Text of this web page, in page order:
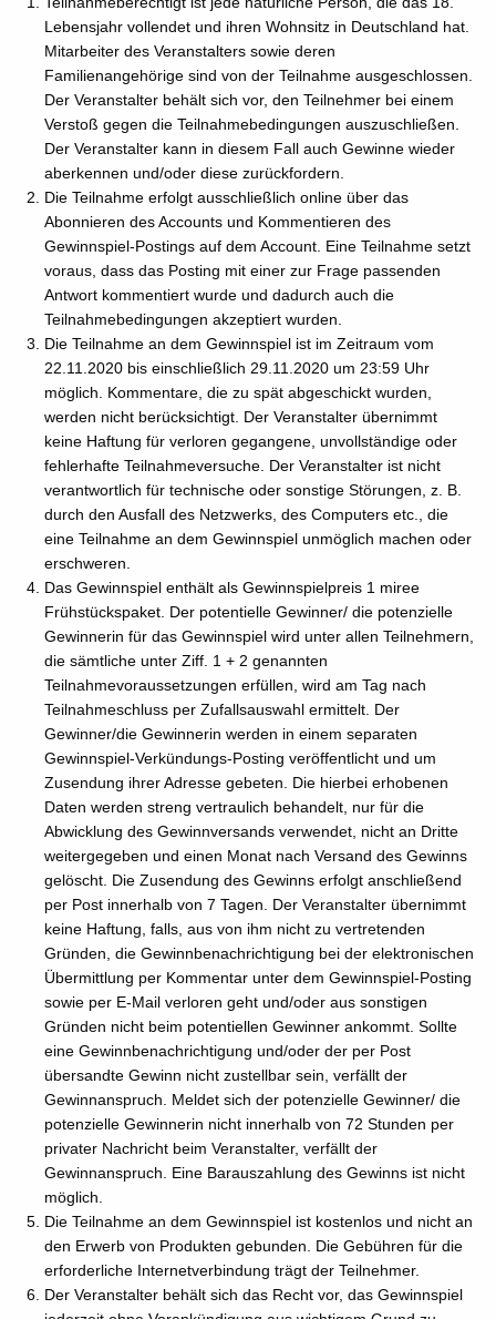
Lebensjahr vollendet und ihren Wohnsitz in Deutschland hat.
Mitarbeiter des Veranstalters sowie deren
Familienangehörige sind von der Teilnahme ausgeschlossen.
Der Veranstalter behält sich vor, den Teilnehmer bei einem
Verstoß gegen die Teilnahmebedingungen auszuschließen.
Der Veranstalter kann in diesem Fall auch Gewinne wieder
aberkennen und/oder diese zurückfordern.
Die Teilnahme erfolgt ausschließlich online über das
Abonnieren des Accounts und Kommentieren des
Gewinnspiel-Postings auf dem Account. Eine Teilnahme setzt
voraus, dass das Posting mit einer zur Frage passenden
Antwort kommentiert wurde und dadurch auch die
Teilnahmebedingungen akzeptiert wurden.
Die Teilnahme an dem Gewinnspiel ist im Zeitraum vom
22.11.2020 bis einschließlich 29.11.2020 um 23:59 Uhr
möglich. Kommentare, die zu spät abgeschickt wurden,
werden nicht berücksichtigt. Der Veranstalter übernimmt
keine Haftung für verloren gegangene, unvollständige oder
fehlerhafte Teilnahmeversuche. Der Veranstalter ist nicht
verantwortlich für technische oder sonstige Störungen, z. B.
durch den Ausfall des Netzwerks, des Computers etc., die
eine Teilnahme an dem Gewinnspiel unmöglich machen oder
erschweren.
Das Gewinnspiel enthält als Gewinnspielpreis 1 miree
Frühstückspaket. Der potentielle Gewinner/ die potenzielle
Gewinnerin für das Gewinnspiel wird unter allen Teilnehmern,
die sämtliche unter Ziff. 1 + 2 genannten
Teilnahmevoraussetzungen erfüllen, wird am Tag nach
Teilnahmeschluss per Zufallsauswahl ermittelt. Der
Gewinner/die Gewinnerin werden in einem separaten
Gewinnspiel-Verkündungs-Posting veröffentlicht und um
Zusendung ihrer Adresse gebeten. Die hierbei erhobenen
Daten werden streng vertraulich behandelt, nur für die
Abwicklung des Gewinnversands verwendet, nicht an Dritte
weitergegeben und einen Monat nach Versand des Gewinns
gelöscht. Die Zusendung des Gewinns erfolgt anschließend
per Post innerhalb von 7 Tagen. Der Veranstalter übernimmt
keine Haftung, falls, aus von ihm nicht zu vertretenden
Gründen, die Gewinnbenachrichtigung bei der elektronischen
Übermittlung per Kommentar unter dem Gewinnspiel-Posting
sowie per E-Mail verloren geht und/oder aus sonstigen
Gründen nicht beim potentiellen Gewinner ankommt. Sollte
eine Gewinnbenachrichtigung und/oder der per Post
übersandte Gewinn nicht zustellbar sein, verfällt der
Gewinnanspruch. Meldet sich der potenzielle Gewinner/ die
potenzielle Gewinnerin nicht innerhalb von 72 Stunden per
privater Nachricht beim Veranstalter, verfällt der
Gewinnanspruch. Eine Barauszahlung des Gewinns ist nicht
möglich.
Die Teilnahme an dem Gewinnspiel ist kostenlos und nicht an
den Erwerb von Produkten gebunden. Die Gebühren für die
erforderliche Internetverbindung trägt der Teilnehmer.
Der Veranstalter behält sich das Recht vor, das Gewinnspiel